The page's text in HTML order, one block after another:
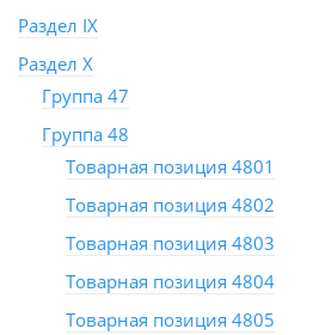
Раздел IX
Раздел X
Группа 47
Группа 48
Товарная позиция 4801
Товарная позиция 4802
Товарная позиция 4803
Товарная позиция 4804
Товарная позиция 4805